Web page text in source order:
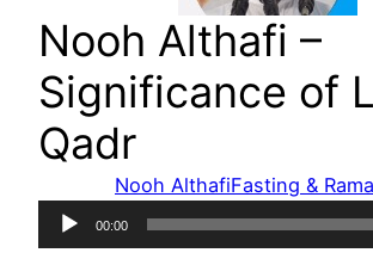
Nooh Althafi –
Significance of
Qadr
Nooh AlthafiFasting &
Audio
Player
00:00